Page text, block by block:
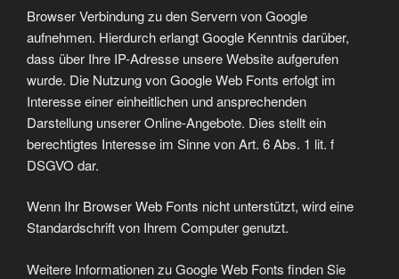
Browser Verbindung zu den Servern von Google
aufnehmen. Hierdurch erlangt Google Kenntnis darüber,
dass über Ihre IP-Adresse unsere Website aufgerufen
wurde. Die Nutzung von Google Web Fonts erfolgt im
Interesse einer einheitlichen und ansprechenden
Darstellung unserer Online-Angebote. Dies stellt ein
berechtigtes Interesse im Sinne von Art. 6 Abs. 1 lit. f
DSGVO dar.
Wenn Ihr Browser Web Fonts nicht unterstützt, wird eine
Standardschrift von Ihrem Computer genutzt.
Weitere Informationen zu Google Web Fonts finden Sie